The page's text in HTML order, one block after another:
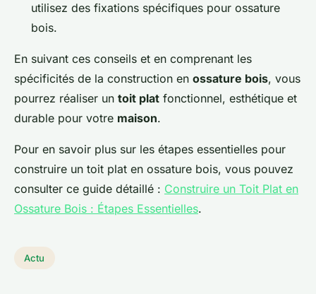
utilisez des fixations spécifiques pour ossature
bois.
En suivant ces conseils et en comprenant les
spécificités de la construction en ossature bois, vous
pourrez réaliser un toit plat fonctionnel, esthétique et
durable pour votre maison.
Pour en savoir plus sur les étapes essentielles pour
construire un toit plat en ossature bois, vous pouvez
consulter ce guide détaillé : Construire un Toit Plat en
Ossature Bois : Étapes Essentielles.
Actu